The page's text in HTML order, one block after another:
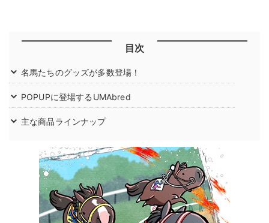
目次
名馬たちのグッズが多数登場！
POPUPに登場するUMAbred
主な商品ラインナップ